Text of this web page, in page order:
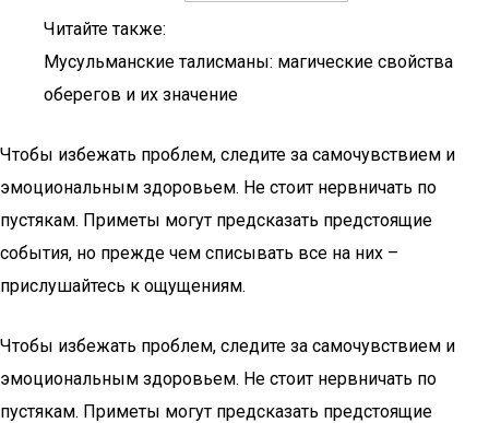
Читайте также:
Мусульманские талисманы: магические свойства
оберегов и их значение
Чтобы избежать проблем, следите за самочувствием и
эмоциональным здоровьем. Не стоит нервничать по
пустякам. Приметы могут предсказать предстоящие
события, но прежде чем списывать все на них –
прислушайтесь к ощущениям.
Чтобы избежать проблем, следите за самочувствием и
эмоциональным здоровьем. Не стоит нервничать по
пустякам. Приметы могут предсказать предстоящие